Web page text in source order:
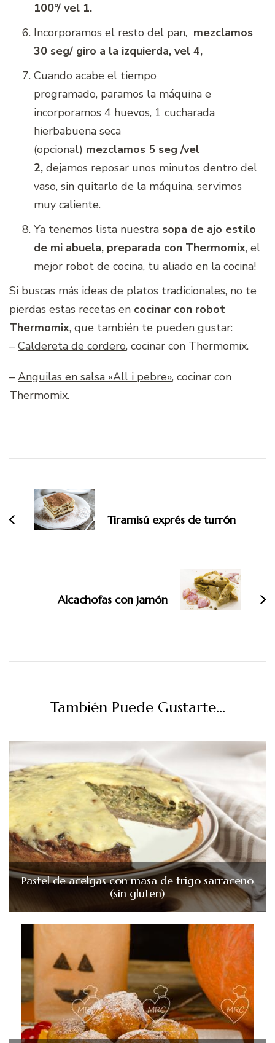
100º/ vel 1.
Incorporamos el resto del pan, mezclamos
30 seg/ giro a la izquierda, vel 4,
Cuando acabe el tiempo
programado, paramos la máquina e
incorporamos 4 huevos, 1 cucharada
hierbabuena seca
(opcional) mezclamos 5 seg /vel
2, dejamos reposar unos minutos dentro del
vaso, sin quitarlo de la máquina, servimos
muy caliente.
Ya tenemos lista nuestra sopa de ajo estilo
de mi abuela, preparada con Thermomix, el
mejor robot de cocina, tu aliado en la cocina!
Si buscas más ideas de platos tradicionales, no te
pierdas estas recetas en cocinar con robot
Thermomix, que también te pueden gustar:
– Caldereta de cordero, cocinar con Thermomix.
– Anguilas en salsa «All i pebre», cocinar con
Thermomix.
entradas
Tiramisú exprés de turrón
Alcachofas con jamón
También Puede Gustarte...
Pastel de acelgas con masa de trigo sarraceno
(sin gluten)